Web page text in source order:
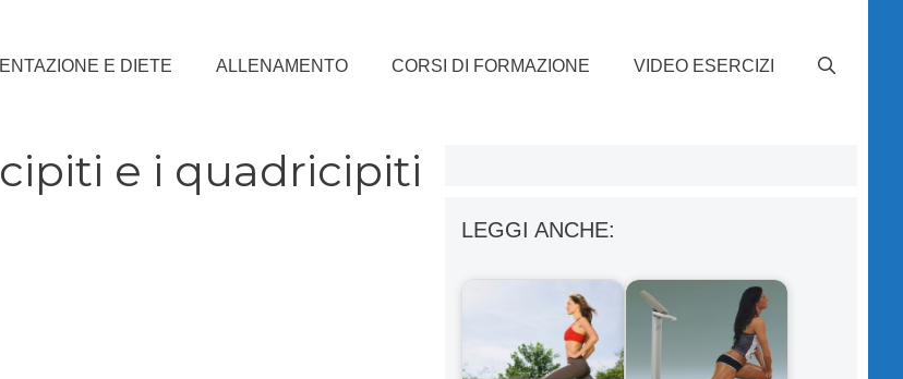
E DIETE ALLENAMENTO CORSI DI FORMAZIONE VIDEO ESERCIZI
e i quadricipiti
LEGGI ANCHE: